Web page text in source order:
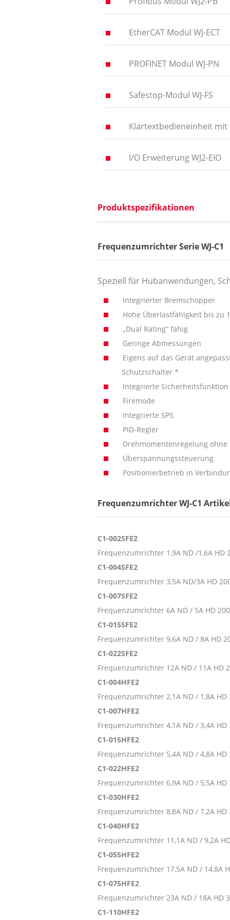
EtherCAT Modul WJ-ECT
PROFINET Modul WJ-PN
Safestop-Modul WJ-FS
Klartextbedieneinheit mit
I/O Erweiterung WJ2-EIO
Produktspezifikationen
Frequenzumrichter Serie WJ-C1
Speziell für Hubanwendungen,
Integrierter Bremschopper
Hohe Überlastfähigkeit bis zu
„Dual Rating“ fähig
Geringe Abmessungen
Eigens auf das Gerät
Schutzschalter *
Integrierte Sicherheitsfunktion
Firemode
Integrierte SPS
PID-Regler
Drehmomentenregelung
Überspannungssteuerung
Positionierbetrieb in
Frequenzumrichter WJ-C1
C1-002SFE2
Frequenzumrichter 1,9A ND /1,6A HD
C1-004SFE2
Frequenzumrichter 3,5A ND/3A HD
C1-007SFE2
Frequenzumrichter 6A ND / 5A HD
C1-015SFE2
Frequenzumrichter 9,6A ND / 8A HD
C1-022SFE2
Frequenzumrichter 12A ND / 11A HD
C1-004HFE2
Frequenzumrichter 2,1A ND / 1,8A HD
C1-007HFE2
Frequenzumrichter 4,1A ND / 3,4A HD
C1-015HFE2
Frequenzumrichter 5,4A ND / 4,8A HD
C1-022HFE2
Frequenzumrichter 6,9A ND / 5,5A HD
C1-030HFE2
Frequenzumrichter 8,8A ND / 7,2A HD
C1-040HFE2
Frequenzumrichter 11,1A ND / 9,2A
C1-055HFE2
Frequenzumrichter 17,5A ND / 14,8A
C1-075HFE2
Frequenzumrichter 23A ND / 18A HD
C1-110HFE2